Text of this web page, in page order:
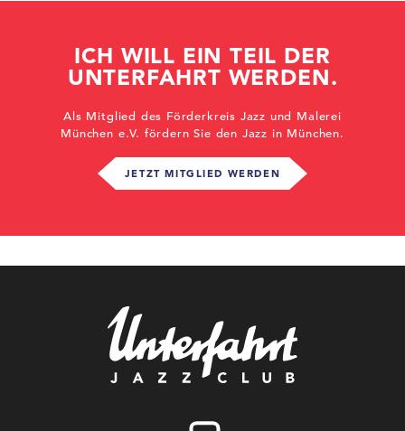
ICH WILL EIN TEIL DER
UNTERFAHRT WERDEN.
Als Mitglied des Förderkreis Jazz und Malerei
München e.V. fördern Sie den Jazz in München.
JETZT MITGLIED WERDEN